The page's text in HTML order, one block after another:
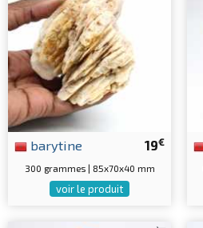
19€
barytine
300 grammes | 85x70x40 mm
voir le produit